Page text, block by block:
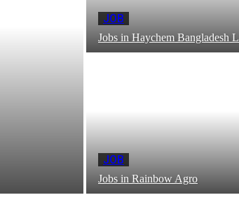
JOB
Jobs in Haychem Bangladesh
JOB
Jobs in Rainbow Agro